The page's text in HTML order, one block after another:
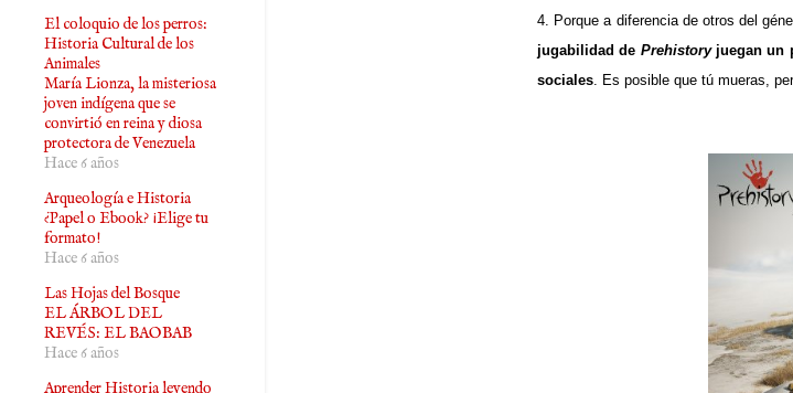
4. Porque a diferencia de otros del
jugabilidad de Prehistoryjuegan un
sociales . Es posible que tú mueras,
El coloquio de los perros:
Historia Cultural de los
Animales
María Lionza, la misteriosa
joven indígena que se
convirtió en reina y diosa
protectora de Venezuela
Hace 6 años
Arqueología e Historia
¿Papel o Ebook? ¡Elige tu
formato!
Hace 6 años
Las Hojas del Bosque
EL ÁRBOL DEL
REVÉS: EL BAOBAB
Hace 6 años
Aprender Historia leyendo